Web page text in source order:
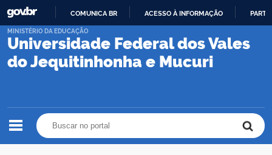
PARA
CONTEÚDO
COMUNICA BR ACESSO À INFORMAÇÃO
Universidade Federal dos Vales
do Jequitinhonha e Mucuri
MINISTÉRIO DA EDUCAÇÃO